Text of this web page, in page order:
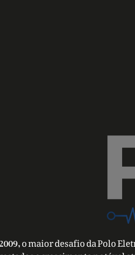
o maior desafio da Polo